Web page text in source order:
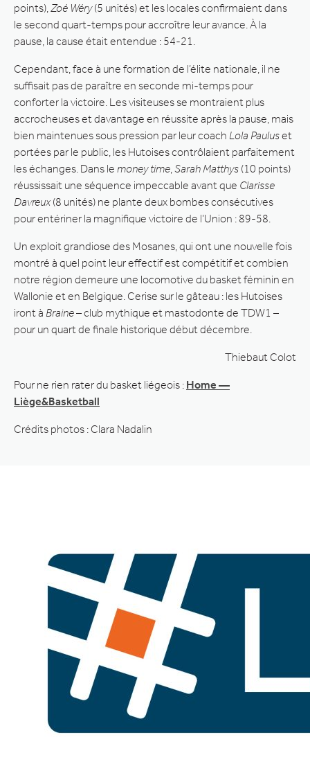
points), Zoé Wéry(5 unités) et les locales confirmaient dans
le second quart-temps pour accroître leur avance. À la
pause, la cause était entendue : 54-21.
Cependant, face à une formation de l’élite nationale, il ne
suffisait pas de paraître en seconde mi-temps pour
conforter la victoire. Les visiteuses se montraient plus
accrocheuses et davantage en réussite après la pause, mais
bien maintenues sous pression par leur coach Lola Pauluset
portées par le public, les Hutoises contrôlaient parfaitement
les échanges. Dans le money time Sarah Matthys (10 points)
réussissait une séquence impeccable avant que Clarisse
Davreux (8 unités) ne plante deux bombes consécutives
pour entériner la magnifique victoire de l’Union : 89-58.
Un exploit grandiose des Mosanes, qui ont une nouvelle fois
montré à quel point leur effectif est compétitif et combien
notre région demeure une locomotive du basket féminin en
Wallonie et en Belgique. Cerise sur le gâteau : les Hutoises
iront à Braine– club mythique et mastodonte de TDW1 –
pour un quart de finale historique début décembre.
Thiebaut Colot
Pour ne rien rater du basket liégeois : Home —
Liège&Basketball
Crédits photos : Clara Nadalin